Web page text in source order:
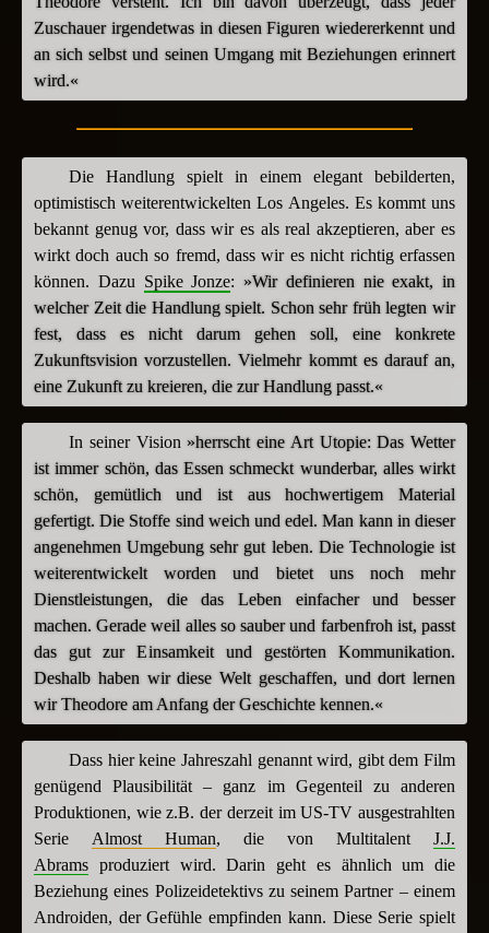
Zuschauer irgendetwas in diesen Figuren wiedererkennt und
an sich selbst und seinen Umgang mit Beziehungen erinnert
wird.«
Die Handlung spielt in einem elegant bebilderten,
optimistisch weiterentwickelten Los Angeles. Es kommt uns
bekannt genug vor, dass wir es als real akzeptieren, aber es
wirkt doch auch so fremd, dass wir es nicht richtig erfassen
können. Dazu Spike Jonze: »Wir definieren nie exakt, in
welcher Zeit die Handlung spielt. Schon sehr früh legten wir
fest, dass es nicht darum gehen soll, eine konkrete
Zukunftsvision vorzustellen. Vielmehr kommt es darauf an,
eine Zukunft zu kreieren, die zur Handlung passt.«
In seiner Vision»herrscht eine Art Utopie: Das Wetter
ist immer schön, das Essen schmeckt wunderbar, alles wirkt
schön, gemütlich und ist aus hochwertigem Material
gefertigt. Die Stoffe sind weich und edel. Man kann in dieser
angenehmen Umgebung sehr gut leben. Die Technologie ist
weiterentwickelt worden und bietet uns noch mehr
Dienstleistungen, die das Leben einfacher und besser
machen. Gerade weil alles so sauber und farbenfroh ist, passt
das gut zur Einsamkeit und gestörten Kommunikation.
Deshalb haben wir diese Welt geschaffen, und dort lernen
wir Theodore am Anfang der Geschichte kennen.«
Dass hier keine Jahreszahl genannt wird, gibt dem Film
genügend Plausibilität – ganz im Gegenteil zu anderen
Produktionen, wie z.B. der derzeit im US-TV ausgestrahlten
Serie Almost Human, die von Multitalent J.J.
Abrams produziert wird. Darin geht es ähnlich um die
Beziehung eines Polizeidetektivs zu seinem Partner – einem
Androiden, der Gefühle empfinden kann. Diese Serie spielt